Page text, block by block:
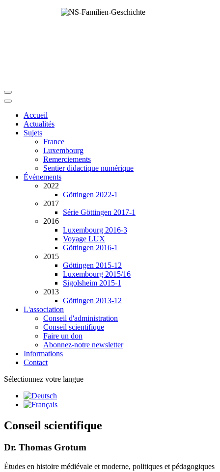
Accueil
Actualités
Sujets
France
Luxembourg
Remerciements
Sentier didactique numérique
Événements
2022
Göttingen 2022-1
2017
Série Göttingen 2017-1
2016
Luxembourg 2016-3
Voyage LUX
Göttingen 2016-1
2015
Göttingen 2015-12
Luxembourg 2015/16
Sigolsheim 2015-1
2013
Göttingen 2013-12
L'association
Conseil d'administration
Conseil scientifique
Faire un don
Abonnez-notre newsletter
Informations
Contact
Sélectionnez votre langue
Conseil scientifique
Dr. Thomas Grotum
Études en histoire médiévale et moderne, politiques et pédagogiques